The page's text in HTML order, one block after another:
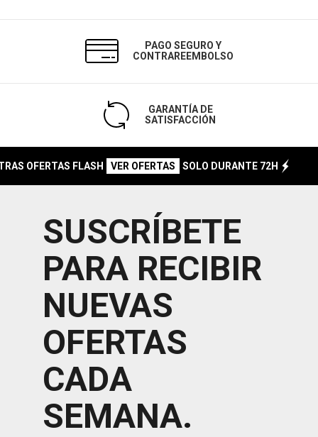
PAGO SEGURO Y
CONTRAREEMBOLSO
GARANTÍA DE
SATISFACCIÓN
FLASH VER OFERTAS SOLO DURANTE 72H
SUSCRÍBETE
PARA RECIBIR
NUEVAS
OFERTAS
CADA
SEMANA.